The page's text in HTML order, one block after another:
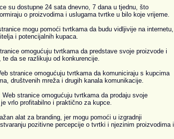
su dostupne 24 sata dnevno, 7 dana u tjednu, što
o proizvodima i uslugama tvrtke u bilo koje vrijeme.
mogu pomoći tvrtkama da budu vidljivije na internetu,
i potencijalnih kupaca.
omogućuju tvrtkama da predstave svoje proizvode i
da se razlikuju od konkurencije.
stranice omogućuju tvrtkama da komuniciraju s kupcima
društvenih mreža i drugih kanala komunikacije.
Web stranice omogućuju tvrtkama da prodaju svoje
vrlo profitabilno i praktično za kupce.
alat za branding, jer mogu pomoći u izgradnji
pozitivne percepcije o tvrtki i njezinim proizvodima i